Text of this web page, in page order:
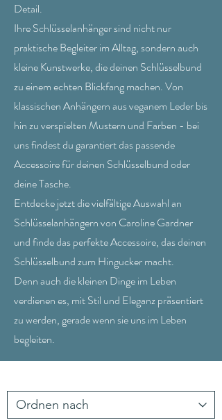
Detail.
Ihre Schlüsselanhänger sind nicht nur
praktische Begleiter im Alltag, sondern auch
kleine Kunstwerke, die deinen Schlüsselbund
zu einem echten Blickfang machen. Von
klassischen Anhängern aus veganem Leder bis
hin zu verspielten Mustern und Farben - bei
uns findest du garantiert das passende
Accessoire für deinen Schlüsselbund oder
deine Tasche.
Entdecke jetzt die vielfältige Auswahl an
Schlüsselanhängern von Caroline Gardner
und finde das perfekte Accessoire, das deinen
Schlüsselbund zum Hingucker macht.
Denn auch die kleinen Dinge im Leben
verdienen es, mit Stil und Eleganz präsentiert
zu werden, gerade wenn sie uns im Leben
begleiten.